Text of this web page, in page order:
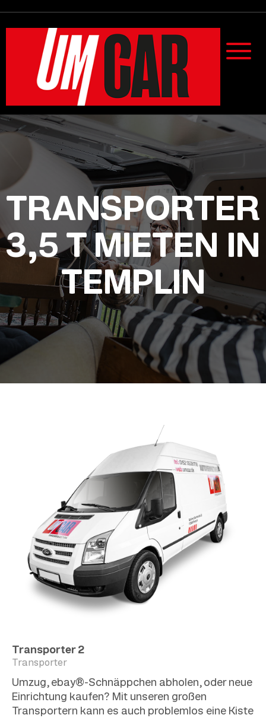
TRANSPORTER
3,5 T MIETEN IN
TEMPLIN
Transporter 2
Transporter
Umzug, ebay®-Schnäppchen abholen, oder neue
Einrichtung kaufen? Mit unseren großen
Transportern kann es auch problemlos eine Kiste